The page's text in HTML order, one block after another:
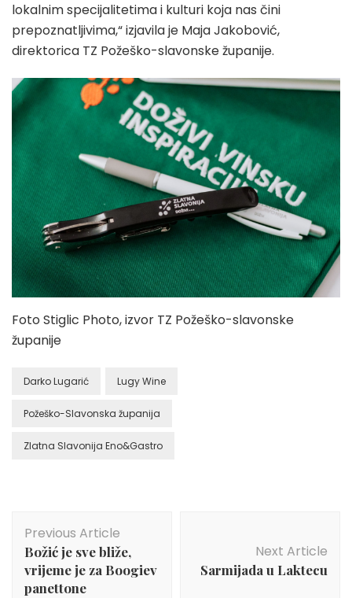
lokalnim specijalitetima i kulturi koja nas čini
prepoznatljivima,“ izjavila je Maja Jakobović,
direktorica TZ Požeško-slavonske županije.
Foto Stiglic Photo, izvor TZ Požeško-slavonske
županije
Darko Lugarić Lugy Wine
Požeško-Slavonska županija
Zlatna Slavonija Eno&Gastro
Navigation
Previous Article
Božić je sve bliže,
vrijeme je za Boogiev
panettone
Next Article
Sarmijada u Laktecu